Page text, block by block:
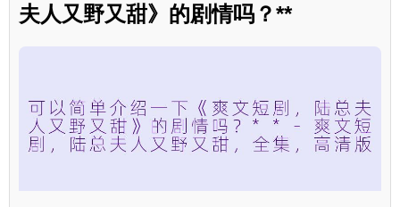
夫人又野又甜》的剧情吗？**